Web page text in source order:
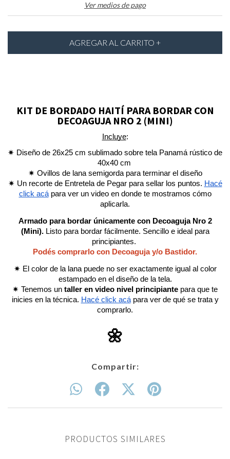
Ver medios de pago
KIT DE BORDADO HAITÍ PARA BORDAR CON
DECOAGUJA NRO 2 (MINI)
Incluye:
✷ Diseño de 26x25 cm sublimado sobre tela Panamá rústico de
40x40 cm
✷ Ovillos de lana semigorda para terminar el diseño
✷ Un recorte de Entretela de Pegar para sellar los puntos. Hacé
click acápara ver un video en donde te mostramos cómo
aplicarla.
Armado para bordar únicamente con Decoaguja Nro 2
(Mini).Listo para bordar fácilmente. Sencillo e ideal para
principiantes.
Podés comprarlo con Decoaguja y/o Bastidor.
✷ El color de la lana puede no ser exactamente igual al color
estampado en el diseño de la tela.
✷ Tenemos un taller en video nivel principiante para que te
inicies en la técnica. Hacé click acápara ver de qué se trata y
comprarlo.
🌼
Compartir:
PRODUCTOS SIMILARES